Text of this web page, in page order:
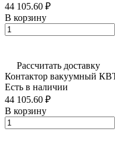
44 105.60 ₽
В корзину
Рассчитать доставку
Контактор вакуумный
Есть в наличии
44 105.60 ₽
В корзину